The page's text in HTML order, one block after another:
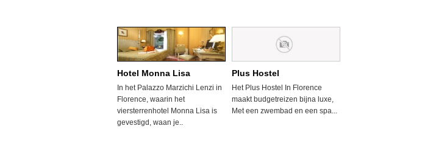
Hotel Monna Lisa
In het Palazzo Marzichi Lenzi in
Florence, waarin het
viersterrenhotel Monna Lisa is
gevestigd, waan je..
Plus Hostel
Het Plus Hostel In Florence
maakt budgetreizen bijna luxe,
Met een zwembad en een spa...